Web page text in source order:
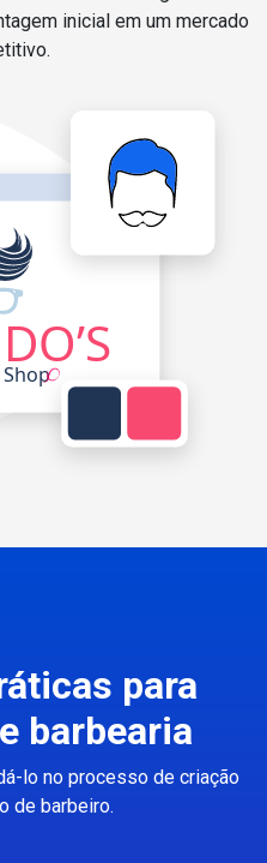
inicial em um mercado
para
barbearia
lo no processo de criação
de barbeiro.